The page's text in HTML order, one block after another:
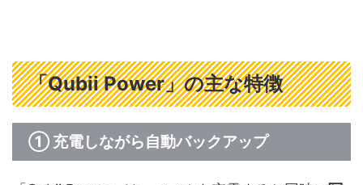
「Qubii Power」の主な特徴
① 充電しながら自動バックアップ